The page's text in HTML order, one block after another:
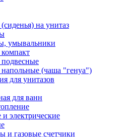
на унитаз
умывальники
(чаша "генуа")
для унитазов
для ванн
электрические
и газовые счетчики